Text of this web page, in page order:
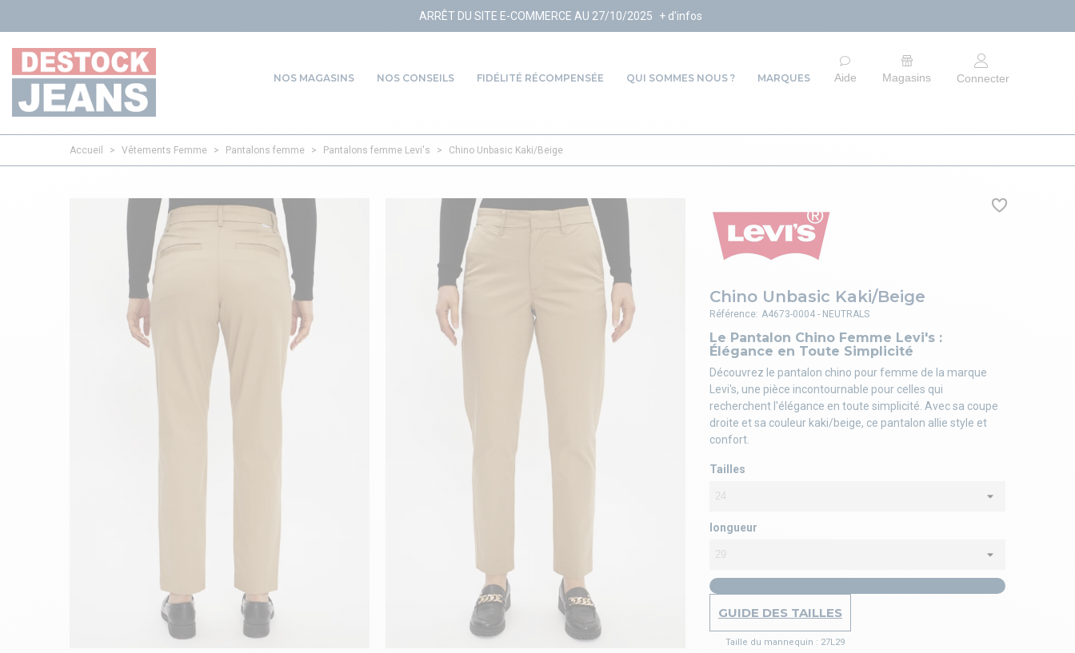
ARRÊT DU SITE E-COMMERCE AU 27/10/2025 + d'infos
NOS MAGASINS NOS CONSEILS FIDÉLITÉ RÉCOMPENSÉE QUI SOMMES NOUS ? MARQUES Aide Magasins Connecter
Accueil > Vêtements Femme > Pantalons femme > Pantalons femme Levi's > Chino Unbasic Kaki/Beige
Chino Unbasic Kaki/Beige
Le Pantalon Chino Femme Levi's :
Élégance en Toute Simplicité
Découvrez le pantalon chino pour femme de la marque
Levi's, une pièce incontournable pour celles qui
recherchent l'élégance en toute simplicité. Avec sa coupe
droite et sa couleur kaki/beige, ce pantalon allie style et
confort.
Tailles
longueur
GUIDE DES TAILLES
Taille du mannequin : 27L29
Référence: A4673-0004 - NEUTRALS